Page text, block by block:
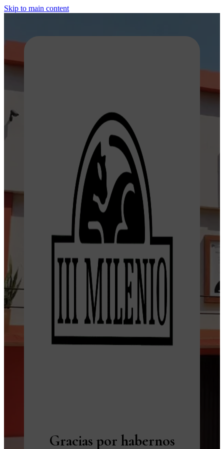
Skip to main content
Gracias por habernos